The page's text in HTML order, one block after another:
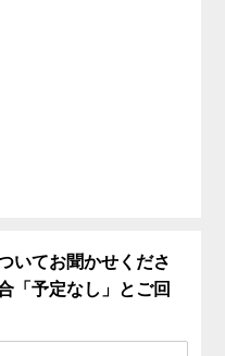
いてお聞かせくださ
「予定なし」とご回